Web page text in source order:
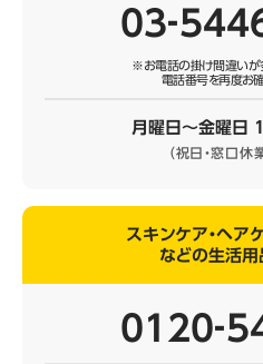
※お電話の掛け間違いが
電話番号を再度お
月曜日～金曜日
（祝日・窓口休
スキンケア・ヘア
などの生活用